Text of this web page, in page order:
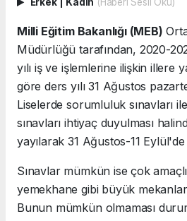
Milli Eğitim Bakanlığı (MEB)
Müdürlüğü tarafından, 2020-
yılı iş ve işlemlerine ilişkin illere
göre ders yılı 31 Ağustos
Liselerde sorumluluk sınavları
sınavları ihtiyaç duyulması
yayılarak 31 Ağustos-11 Eylül'de
Sınavlar mümkün ise çok
yemekhane gibi büyük
Bunun mümkün olmaması